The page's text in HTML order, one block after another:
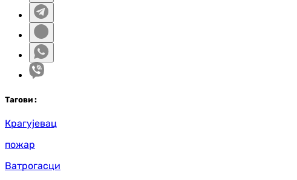
Тагови :
Крагујевац
пожар
Ватрогасци